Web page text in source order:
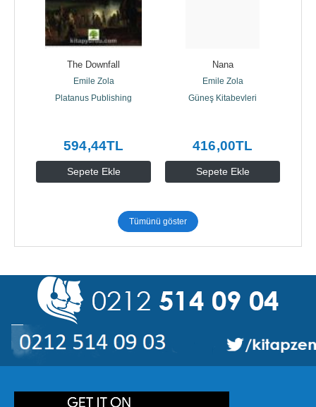
Sepete Ekle
The Downfall
Emile Zola
Platanus Publishing
594,44TL
Sepete Ekle
Nana
Emile Zola
Güneş Kitabevleri
416,00TL
Tümünü göster